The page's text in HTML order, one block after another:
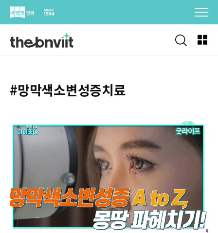
Skip
#망막색소변성증치료